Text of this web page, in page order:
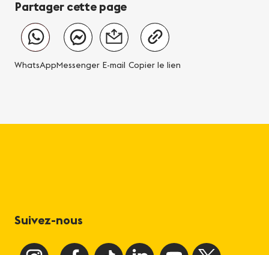
Partager cette page
WhatsAppMessenger E-mail Copier le lien
Suivez-nous